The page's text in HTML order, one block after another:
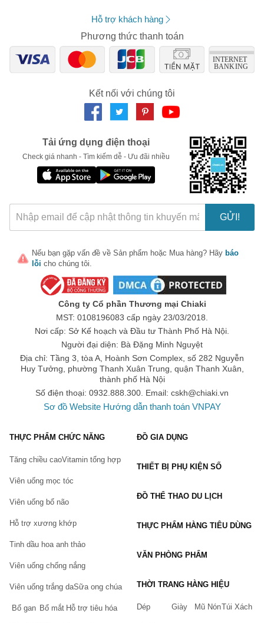
Hỗ trợ khách hàng
Phương thức thanh toán
Kết nối với chúng tôi
Tải ứng dụng điện thoại
Check giá nhanh - Tìm kiếm dễ - Ưu đãi nhiều
GỬI!
Nếu bạn gặp vấn đề về Sản phẩm hoặc Mua hàng? Hãy báo
lỗi cho chúng tôi.
Công ty Cổ phần Thương mại Chiaki
MST: 0108196083 cấp ngày 23/03/2018.
Nơi cấp: Sở Kế hoạch và Đầu tư Thành Phố Hà Nội.
Người đại diện: Bà Đặng Minh Nguyệt
Địa chỉ: Tầng 3, tòa A, Hoành Sơn Complex, số 282 Nguyễn
Huy Tưởng, phường Thanh Xuân Trung, quận Thanh Xuân,
thành phố Hà Nội
Số điện thoại: 0932.888.300. Email: cskh@chiaki.vn
Sơ đồ Website Hướng dẫn thanh toán VNPAY
THỰC PHẨM CHỨC NĂNG
Tăng chiều caoVitamin tổng hợp
Viên uống mọc tóc
Viên uống bổ não
Hỗ trợ xương khớp
Tinh dầu hoa anh thảo
Viên uống chống nắng
Viên uống trắng daSữa ong chúa
Bổ gan Bổ mắt Hỗ trợ tiêu hóa
ĐỒ GIA DỤNG
THIẾT BỊ PHỤ KIỆN SỐ
ĐỒ THỂ THAO DU LỊCH
THỰC PHẨM HÀNG TIÊU DÙNG
VĂN PHÒNG PHẨM
THỜI TRANG HÀNG HIỆU
Dép Giày Mũ NónTúi Xách
Áp dụng cho đơn hàng từ:
Chỉ áp dụng cho gian hàng:
LẤY MÃ NGAY